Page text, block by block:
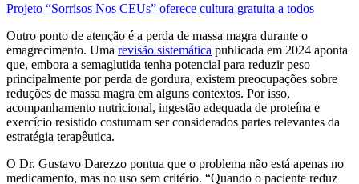
Projeto “Sorrisos Nos CEUs” oferece cultura gratuita a todos
Outro ponto de atenção é a perda de massa magra durante o
emagrecimento. Uma revisão sistemática publicada em 2024 aponta
que, embora a semaglutida tenha potencial para reduzir peso
principalmente por perda de gordura, existem preocupações sobre
reduções de massa magra em alguns contextos. Por isso,
acompanhamento nutricional, ingestão adequada de proteína e
exercício resistido costumam ser considerados partes relevantes da
estratégia terapêutica.
O Dr. Gustavo Darezzo pontua que o problema não está apenas no
medicamento, mas no uso sem critério. “Quando o paciente reduz